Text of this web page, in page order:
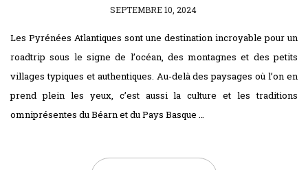
POSTED
SEPTEMBRE 10, 2024
Les Pyrénées Atlantiques sont une destination incroyable pour un
roadtrip sous le signe de l’océan, des montagnes et des petits
villages typiques et authentiques. Au-delà des paysages où l’on en
prend plein les yeux, c’est aussi la culture et les traditions
omniprésentes du Béarn et du Pays Basque …